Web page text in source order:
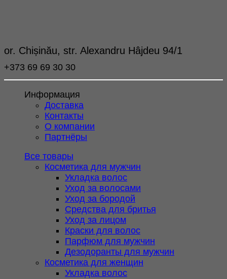
or. Chișinău, str. Alexandru Hâjdeu 94/1
+373 69 69 30 30
Информация
Доставка
Контакты
О компании
Партнёры
Все товары
Косметика для мужчин
Укладка волос
Уход за волосами
Уход за бородой
Средства для бритья
Уход за лицом
Краски для волос
Парфюм для мужчин
Дезодоранты для мужчин
Косметика для женщин
Укладка волос